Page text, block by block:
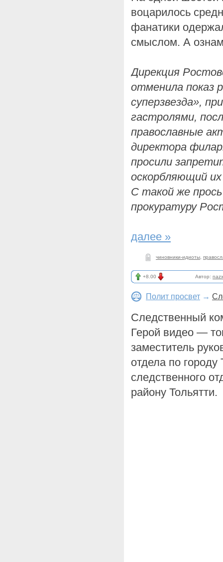
воцарилось
фанатики
смыслом. А
Дирекция
отменила показ
суперзвезда»,
гастролями,
православные
директора
просили
оскорбляющий
С такой же
прокуратуру
далее »
чиновники-идиоты
+8.00 Автор:
Полит просвет →
Следственный
Герой видео —
заместитель
отдела по городу
следственного
району Тольятти.